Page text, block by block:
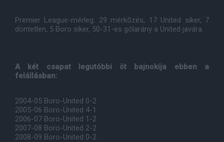
Premier League-mérleg: 29 mérkõzés, 17 United siker, 7
döntetlen, 5 Boro siker, 50-31-es gólarány a United javára.
A két csapat legutóbbi öt bajnokija ebben a
felállásban:
2004-05 Boro-United 0-2
2005-06 Boro-United 4-1
2006-07 Boro-United 1-2
2007-08 Boro-United 2-2
2008-09 Boro-United 0-2